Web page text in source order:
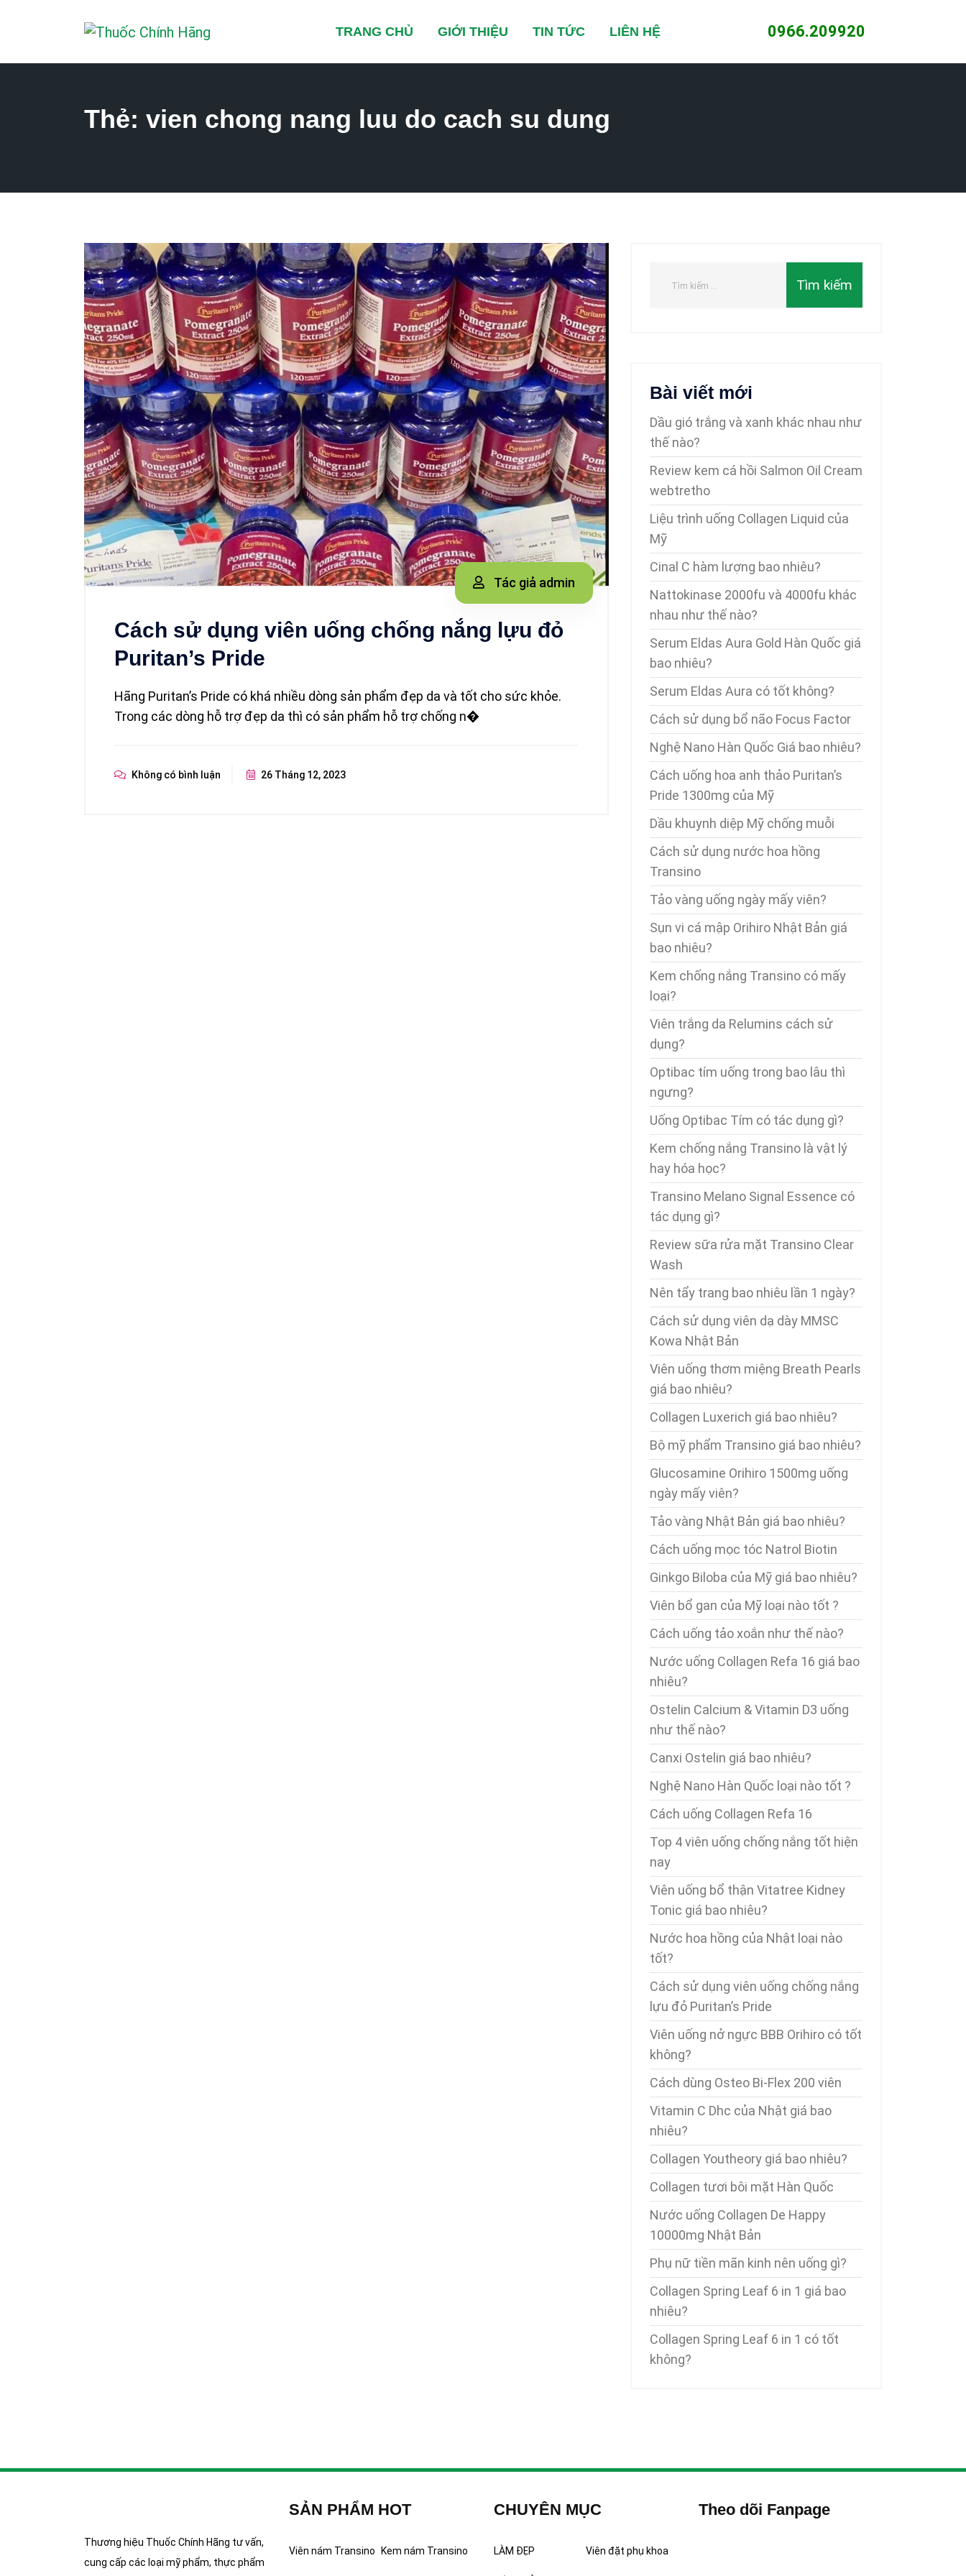
TRANG CHỦ GIỚI THIỆU TIN TỨC LIÊN HỆ 0966.209920
Thẻ: vien chong nang luu do cach su dung
Tác giả admin
Cách sử dụng viên uống chống nắng lựu đỏ
Puritan’s Pride
Hãng Puritan’s Pride có khá nhiều dòng sản phẩm đẹp da và tốt cho sức khỏe.
Trong các dòng hỗ trợ đẹp da thì có sản phẩm hỗ trợ chống n�
Không có bình luận 26 Tháng 12, 2023
Bài viết mới
Dầu gió trắng và xanh khác nhau như
thế nào?
Review kem cá hồi Salmon Oil Cream
webtretho
Liệu trình uống Collagen Liquid của
Mỹ
Cinal C hàm lượng bao nhiêu?
Nattokinase 2000fu và 4000fu khác
nhau như thế nào?
Serum Eldas Aura Gold Hàn Quốc giá
bao nhiêu?
Serum Eldas Aura có tốt không?
Cách sử dụng bổ não Focus Factor
Nghệ Nano Hàn Quốc Giá bao nhiêu?
Cách uống hoa anh thảo Puritan’s
Pride 1300mg của Mỹ
Dầu khuynh diệp Mỹ chống muỗi
Cách sử dụng nước hoa hồng
Transino
Tảo vàng uống ngày mấy viên?
Sụn vi cá mập Orihiro Nhật Bản giá
bao nhiêu?
Kem chống nắng Transino có mấy
loại?
Viên trắng da Relumins cách sử
dụng?
Optibac tím uống trong bao lâu thì
ngưng?
Uống Optibac Tím có tác dụng gì?
Kem chống nắng Transino là vật lý
hay hóa học?
Transino Melano Signal Essence có
tác dụng gì?
Review sữa rửa mặt Transino Clear
Wash
Nên tẩy trang bao nhiêu lần 1 ngày?
Cách sử dụng viên dạ dày MMSC
Kowa Nhật Bản
Viên uống thơm miệng Breath Pearls
giá bao nhiêu?
Collagen Luxerich giá bao nhiêu?
Bộ mỹ phẩm Transino giá bao nhiêu?
Glucosamine Orihiro 1500mg uống
ngày mấy viên?
Tảo vàng Nhật Bản giá bao nhiêu?
Cách uống mọc tóc Natrol Biotin
Ginkgo Biloba của Mỹ giá bao nhiêu?
Viên bổ gan của Mỹ loại nào tốt ?
Cách uống tảo xoắn như thế nào?
Nước uống Collagen Refa 16 giá bao
nhiêu?
Ostelin Calcium & Vitamin D3 uống
như thế nào?
Canxi Ostelin giá bao nhiêu?
Nghệ Nano Hàn Quốc loại nào tốt ?
Cách uống Collagen Refa 16
Top 4 viên uống chống nắng tốt hiện
nay
Viên uống bổ thận Vitatree Kidney
Tonic giá bao nhiêu?
Nước hoa hồng của Nhật loại nào
tốt?
Cách sử dụng viên uống chống nắng
lựu đỏ Puritan’s Pride
Viên uống nở ngực BBB Orihiro có tốt
không?
Cách dùng Osteo Bi-Flex 200 viên
Vitamin C Dhc của Nhật giá bao
nhiêu?
Collagen Youtheory giá bao nhiêu?
Collagen tươi bôi mặt Hàn Quốc
Nước uống Collagen De Happy
10000mg Nhật Bản
Phụ nữ tiền mãn kinh nên uống gì?
Collagen Spring Leaf 6 in 1 giá bao
nhiêu?
Collagen Spring Leaf 6 in 1 có tốt
không?
Thương hiệu Thuốc Chính Hãng tư vấn,
cung cấp các loại mỹ phẩm, thực phẩm
SẢN PHẨM HOT
Viên nám Transino Kem nám Transino
CHUYÊN MỤC
LÀM ĐẸP Viên đặt phụ khoa
Theo dõi Fanpage